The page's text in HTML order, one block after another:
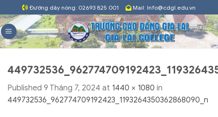
to
content
Đường dây nóng: 02693 825 001 Mail: Info@cdgl.edu.vn
Published 9 Tháng 7, 2024 at 1440 × 1080 in
449732536_962774709192423_1193264350362868090_n